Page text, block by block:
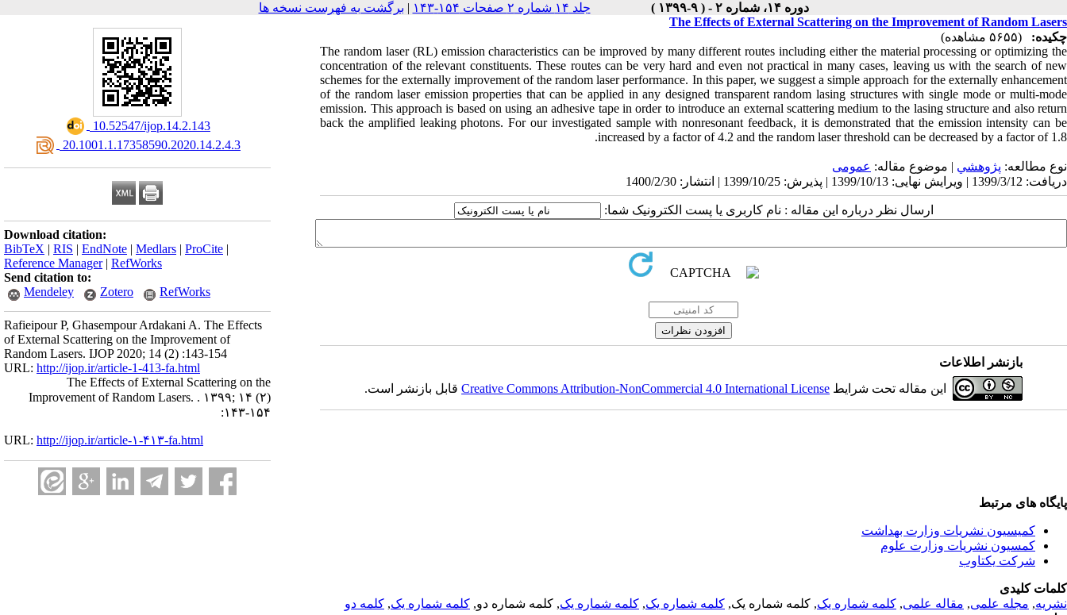
دوره ۱۴، شماره ۲ - ( ۹-۱۳۹۹ ) جلد ۱۴ شماره ۲ صفحات ۱۵۴-۱۴۳ | برگشت به فهرست نسخه ها
‎ 10.52547/ijop.14.2.143
‎ 20.1001.1.17358590.2020.14.2.4.3
Download citation:
BibTeX | RIS | EndNote | Medlars | ProCite |
Reference Manager| RefWorks
Send citation to:
Mendeley
Zotero RefWorks
Rafieipour P, Ghasempour Ardakani A. The Effects
of External Scattering on the Improvement of
Random Lasers. IJOP 2020; 14 (2) :143-154
URL: http://ijop.ir/article-1-413-fa.html
The Effects of External Scattering on the
Improvement of Random Lasers. . ۱۳۹۹; ۱۴ (۲)
:۱۴۳-۱۵۴
URL: http://ijop.ir/article-۱-۴۱۳-fa.html
The Effects of External Scattering on the Improvement of Random Lasers
چکیده:
(۵۶۵۵ مشاهده)
The random laser (RL) emission characteristics can be improved by many different routes including either the material processing or optimizing the
concentration of the relevant constituents. These routes can be very hard and even not practical in many cases, leaving us with the search of new
schemes for the externally improvement of the random laser performance. In this paper, we suggest a simple approach for the externally enhancement
of the random laser emission properties that can be applied in any designed transparent random lasing structures with single mode or multi-mode
emission. This approach is based on using an adhesive tape in order to introduce an external scattering medium to the lasing structure and also return
back the amplified leaking photons. For our investigated sample with nonresonant feedback, it is demonstrated that the emission intensity can be
increased by a factor of 4.2 and the random laser threshold can be decreased by a factor of 1.8.
نوع مطالعه: پژوهشي | موضوع مقاله: عمومى
دریافت: 1399/3/12 | ویرایش نهایی: 1399/10/13 | پذیرش: 1399/10/25 | انتشار: 1400/2/30
ارسال نظر درباره این مقاله : نام کاربری یا پست الکترونیک شما:
بازنشر اطلاعات
این مقاله تحت شرایط Creative Commons Attribution-NonCommercial 4.0 International Licenseقابل بازنشر است.
پایگاه های مرتبط
کمیسیون نشریات وزارت بهداشت
کمسیون نشریات وزارت علوم
شرکت یکتاوب
کلمات کلیدی
نشریه, مجله علمی, مقاله علمی, کلمه شماره یک, کلمه شماره یک, کلمه شماره یک, کلمه شماره یک, کلمه شماره دو, کلمه شماره یک, کلمه دو